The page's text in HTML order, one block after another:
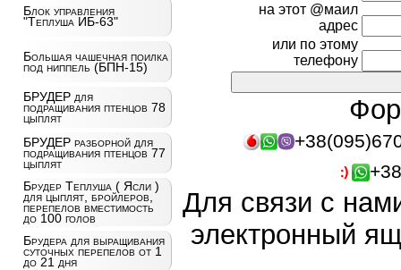
Блок управления
"Теплуша ИБ-63"
Большая чашечная поилка
под ниппель (БПН-15)
БРУДЕР для
подращивания птенцов 78
цыплят
БРУДЕР разборной для
подращивания птенцов 77
цыплят
Брудер Теплуша ( Ясли )
для цыплят, бройлеров,
перепелов вместимость
до 100 голов
Брудера для выращивания
суточных перепелов от 1
до 21 дня
на этот @маил
адрес
или по этому
телефону
Для связи с
электронный